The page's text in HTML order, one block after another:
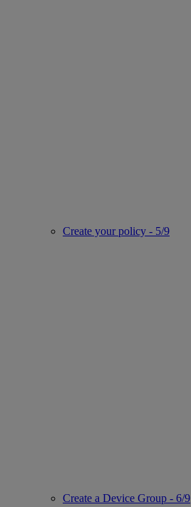
Create your policy - 5/9
Create a Device Group - 6/9